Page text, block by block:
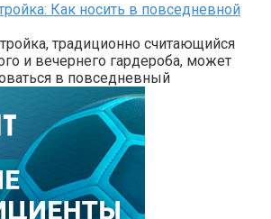
Как носить в повседневной
традиционно считающийся
и вечернего гардероба, может
в повседневный